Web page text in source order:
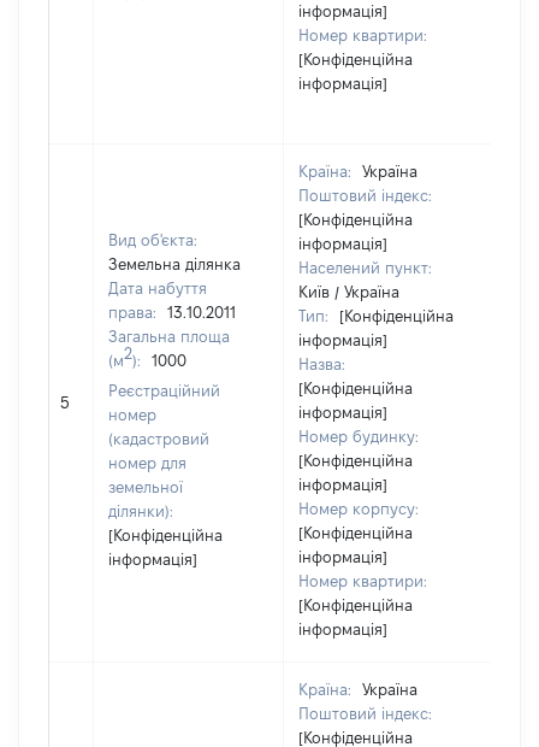
інформація]
Номер квартири:
[Конфіденційна
інформація]
5
Вид об'єкта:
Земельна ділянка
Дата набуття
права:
13.10.2011
Загальна площа
(м2):
1000
Реєстраційний
номер
(кадастровий
номер для
земельної
ділянки):
[Конфіденційна
інформація]
Країна:
Україна
Поштовий індекс:
[Конфіденційна
інформація]
Населений пункт:
Київ / Україна
Тип:
[Конфіденційна
інформація]
Назва:
[Конфіденційна
інформація]
Номер будинку:
[Конфіденційна
інформація]
Номер корпусу:
[Конфіденційна
інформація]
Номер квартири:
[Конфіденційна
інформація]
Країна:
Україна
Поштовий індекс:
[Конфіденційна